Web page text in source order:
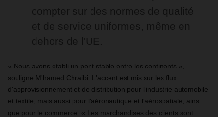
compter sur des normes de qualité
et de service uniformes, même en
dehors de l'UE.
« Nous avons établi un pont stable entre les continents »,
souligne M'hamed Chraibi. L'accent est mis sur les flux
d'approvisionnement et de distribution pour l'industrie automobile
et textile, mais aussi pour l'aéronautique et l'aérospatiale, ainsi
que pour le commerce. « Les marchandises des clients sont